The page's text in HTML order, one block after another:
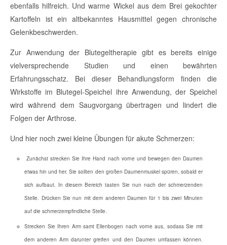
ebenfalls hilfreich. Und warme Wickel aus dem Brei gekochter
Kartoffeln ist ein altbekanntes Hausmittel gegen chronische
Gelenkbeschwerden.
Zur Anwendung der Blutegeltherapie gibt es bereits einige
vielversprechende Studien und einen bewährten
Erfahrungsschatz. Bei dieser Behandlungsform finden die
Wirkstoffe im Blutegel-Speichel ihre Anwendung, der Speichel
wird während dem Saugvorgang übertragen und lindert die
Folgen der Arthrose.
Und hier noch zwei kleine Übungen für akute Schmerzen:
Zunächst strecken Sie Ihre Hand nach vorne und bewegen den Daumen
etwas hin und her. Sie sollten den großen Daumenmuskel spüren, sobald er
sich aufbaut. In diesem Bereich tasten Sie nun nach der schmerzenden
Stelle. Drücken Sie nun mit dem anderen Daumen für 1 bis zwei Minuten
auf die schmerzempfindliche Stelle.
Strecken Sie Ihren Arm samt Ellenbogen nach vorne aus, sodass Sie mit
dem anderen Arm darunter greifen und den Daumen umfassen können.